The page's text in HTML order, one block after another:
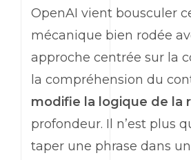
OpenAI vient bousculer
mécanique bien rodée
approche centrée sur la
la compréhension du
modifie la logique de la
profondeur. Il n’est plus
taper une phrase dans